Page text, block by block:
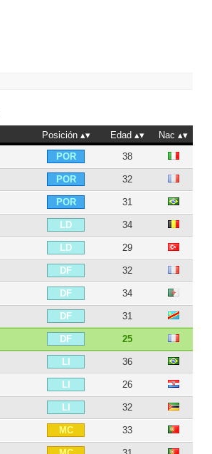
Posición Edad
Nac
POR 38
POR 32
POR 31
LD 34
LD 29
DF 32
DF 34
DF 31
DF 25
LI 36
LI 26
LI 32
MC 33